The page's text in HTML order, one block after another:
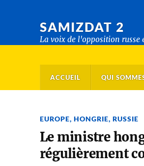
SAMIZDAT 2
La voix de l'opposition russe
ACCUEIL QUI
EUROPE, HONGRIE, RUSSIE
Le ministre
régulièrement